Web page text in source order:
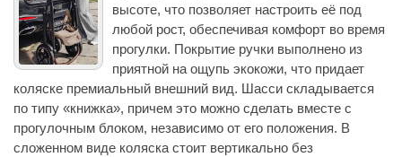
высоте, что позволяет настроить её под
любой рост, обеспечивая комфорт во время
прогулки. Покрытие ручки выполнено из
приятной на ощупь экокожи, что придает
коляске премиальный внешний вид. Шасси складывается
по типу «книжка», причем это можно сделать вместе с
прогулочным блоком, независимо от его положения. В
сложенном виде коляска стоит вертикально без